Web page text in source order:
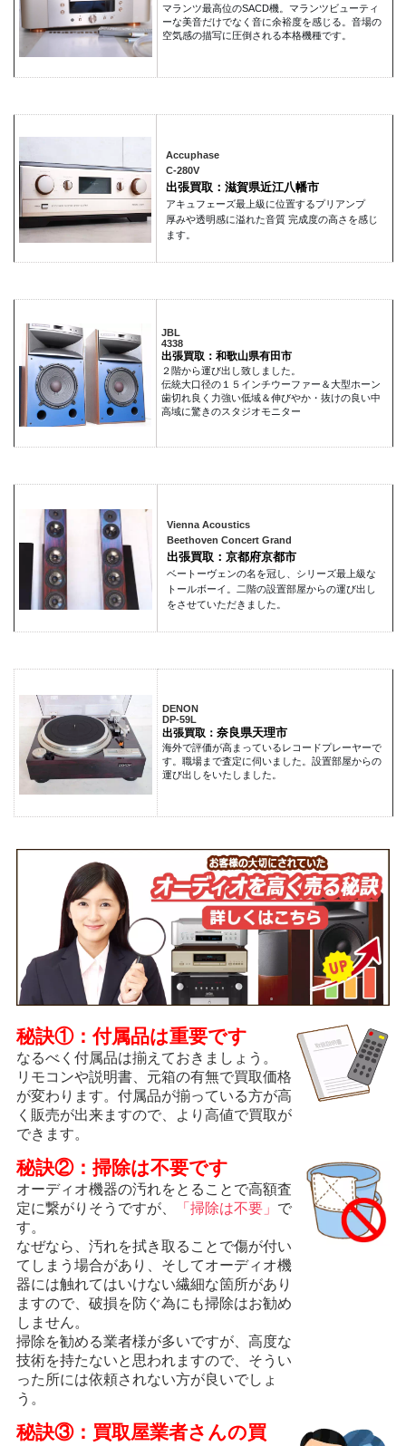
マランツ最高位のSACD機。マランツビューティ
ーな美音だけでなく音に余裕度を感じる。音場の
空気感の描写に圧倒される本格機種です。
Accuphase
C-280V
出張買取：滋賀県近江八幡市
アキュフェーズ最上級に位置するプリアンプ
厚みや透明感に溢れた音質 完成度の高さを感じ
ます。
JBL
4338
出張買取：和歌山県有田市
２階から運び出し致しました。
伝統大口径の１５インチウーファー＆大型ホーン
歯切れ良く力強い低域＆伸びやか・抜けの良い中
高域に驚きのスタジオモニター
Vienna Acoustics
Beethoven Concert Grand
出張買取：京都府京都市
ベートーヴェンの名を冠し、シリーズ最上級な
トールボーイ。二階の設置部屋からの運び出し
をさせていただきました。
DENON
DP-59L
出張買取： 奈良県天理市
海外で評価が高まっているレコードプレーヤーで
す。職場まで査定に伺いました。設置部屋からの
運び出しをいたしました。
秘訣①：付属品は重要です
なるべく付属品は揃えておきましょう。
リモコンや説明書、元箱の有無で買取価格
が変わります。付属品が揃っている方が高
く販売が出来ますので、より高値で買取が
できます。
秘訣②：掃除は不要です
オーディオ機器の汚れをとることで高額査
定に繋がりそうですが、
「掃除は不要」 で
す。
なぜなら、汚れを拭き取ることで傷が付い
てしまう場合があり、そしてオーディオ機
器には触れてはいけない繊細な箇所があり
ますので、破損を防ぐ為にも掃除はお勧め
しません。
掃除を勧める業者様が多いですが、高度な
技術を持たないと思われますので、そうい
った所には依頼されない方が良いでしょ
う。
秘訣③：買取屋業者さんの買